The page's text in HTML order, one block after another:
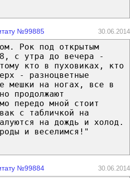
№99885 30.06.2014
Рок под открытым
с утра до вечера -
кто в пуховиках, кто
- разноцветные
мешки на ногах, все в
продолжают
передо мной стоит
с табличкой на
на дождь и холод.
и веселимся!"
№99884 30.06.2014